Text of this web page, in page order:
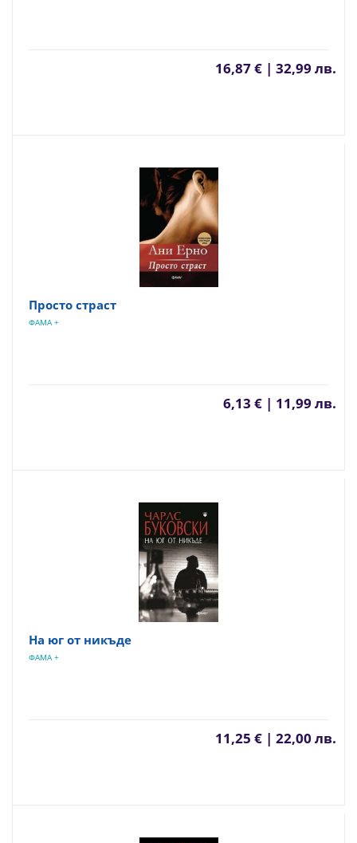
16,87 € | 32,99 лв.
Просто страст
ФАМА +
6,13 € | 11,99 лв.
На юг от никъде
ФАМА +
11,25 € | 22,00 лв.